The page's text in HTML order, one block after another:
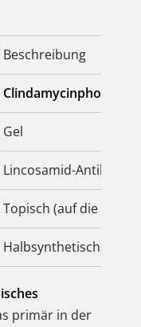
Beschreibung
Clindamycinphosphat
Gel
Lincosamid-
Topisch (auf die Haut)
Halbsynthetisch
primär in der